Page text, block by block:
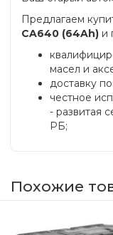
Предлагаем
CA640 (64Ah) и
масел и
доставку
честное
- развитая
РБ;
Похожие